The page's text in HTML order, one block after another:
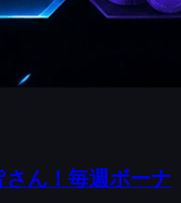
さん！毎週ボーナ